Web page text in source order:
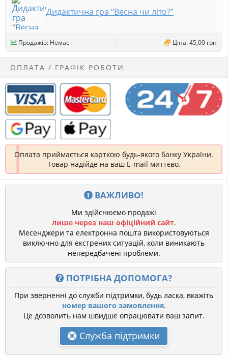
Дидактична гра “Весна чи літо?”
Продажів: Немає Ціна: 45,00 грн
ОПЛАТА / ГРАФІК РОБОТИ
Оплата приймається карткою будь-якого банку України.
Товар надійде на ваш E-mail миттєво.
ВАЖЛИВО!
Ми здійснюємо продажі
лише через наш офіційний сайт.
Месенджери та електронна пошта використовуються
виключно для екстрених ситуацій, коли виникають
непередбачені проблеми.
ПОТРІБНА ДОПОМОГА?
При зверненні до служби підтримки, будь ласка, вкажіть
номер вашого замовлення.
Це дозволить нам швидше опрацювати ваш запит.
Служба підтримки